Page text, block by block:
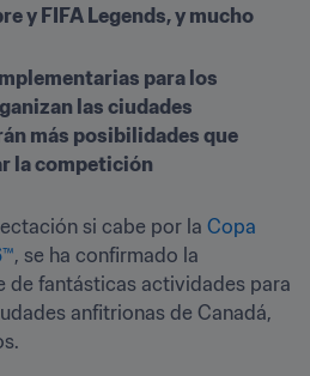
y FIFA Legends, y mucho
para los
las ciudades
más posibilidades que
la competición
si cabe por la Copa
, se ha confirmado la
de fantásticas actividades para
anfitrionas de Canadá,